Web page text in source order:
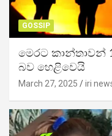
GOSSIP
මෙරට කාන්තාවන්
බව හෙළිවෙයි
March 27, 2025 iri